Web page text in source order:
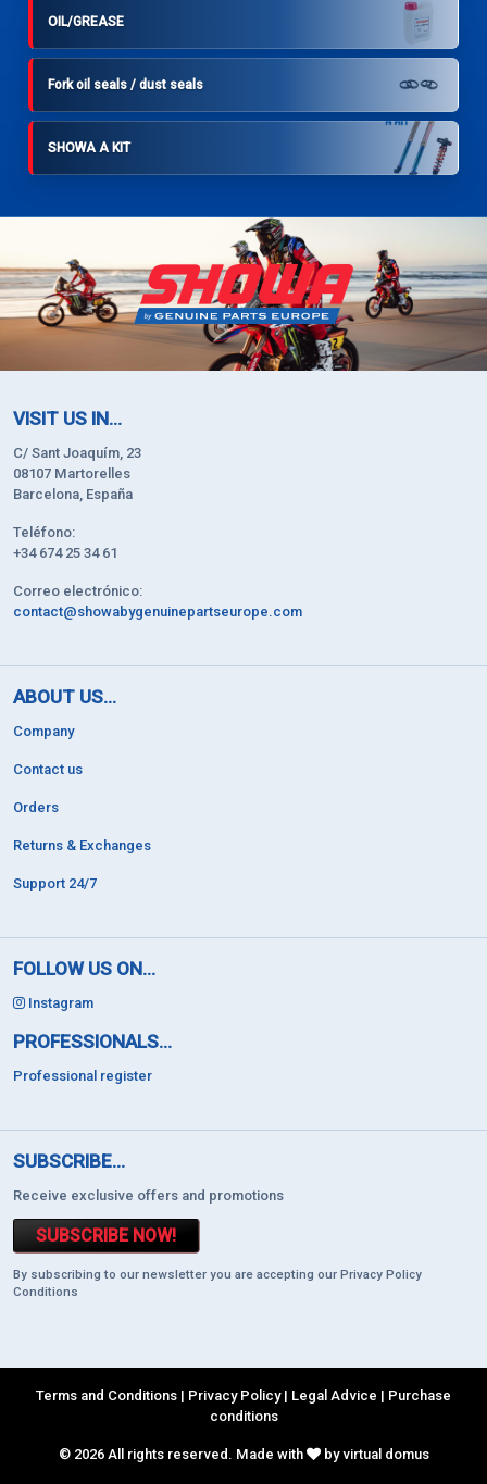
OIL/GREASE
Fork oil seals / dust seals
SHOWA A KIT
VISIT US IN...
C/ Sant Joaquím, 23
08107 Martorelles
Barcelona, España
Teléfono:
+34 674 25 34 61
Correo electrónico:
contact@showabygenuinepartseurope.com
ABOUT US...
Company
Contact us
Orders
Returns & Exchanges
Support 24/7
FOLLOW US ON...
Instagram
PROFESSIONALS...
Professional register
SUBSCRIBE...
Receive exclusive offers and promotions
SUBSCRIBE NOW!
By subscribing to our newsletter you are accepting our Privacy Policy
Conditions
Terms and Conditions | Privacy Policy| Legal Advice | Purchase
conditions
© 2026 All rights reserved. Made with by virtual domus